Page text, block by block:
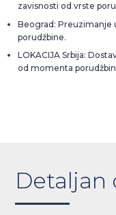
zavisnosti od vrste
Beograd: Preuzimanje
porudžbine.
LOKACIJA Srbija:
od momenta
Detaljan